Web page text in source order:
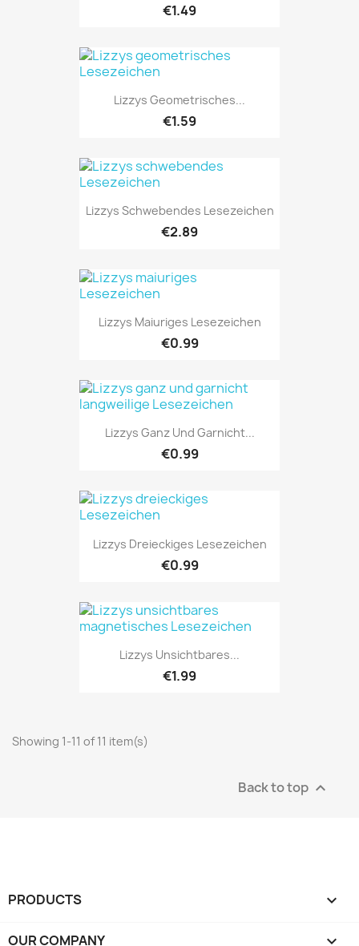
€1.49
Lizzys Geometrisches...
€1.59
Lizzys Schwebendes Lesezeichen
€2.89
Lizzys Maiuriges Lesezeichen
€0.99
Lizzys Ganz Und Garnicht...
€0.99
Lizzys Dreieckiges Lesezeichen
€0.99
Lizzys Unsichtbares...
€1.99
Showing 1-11 of 11 item(s)
Back to top 
PRODUCTS 
OUR COMPANY 